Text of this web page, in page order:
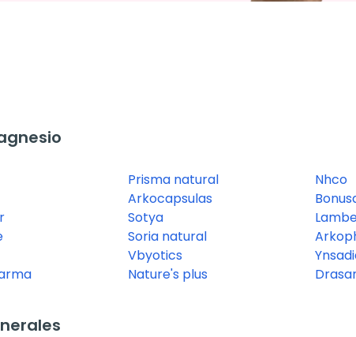
Prisma natural
Arkocapsulas
Sotya
Soria natural
Vbyotics
Nature's plus
Nhco